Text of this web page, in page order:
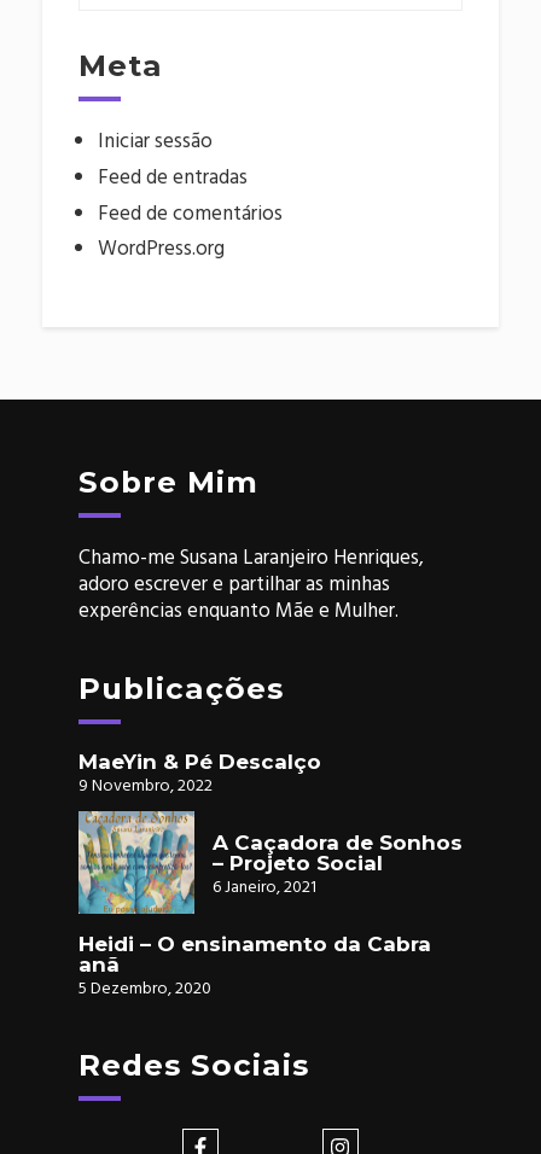
Meta
Iniciar sessão
Feed de entradas
Feed de comentários
WordPress.org
Sobre Mim
Chamo-me Susana Laranjeiro Henriques,
adoro escrever e partilhar as minhas
experências enquanto Mãe e Mulher.
Publicações
MaeYin & Pé Descalço
9 Novembro, 2022
A Caçadora de Sonhos
– Projeto Social
6 Janeiro, 2021
Heidi – O ensinamento da Cabra
anã
5 Dezembro, 2020
Redes Sociais